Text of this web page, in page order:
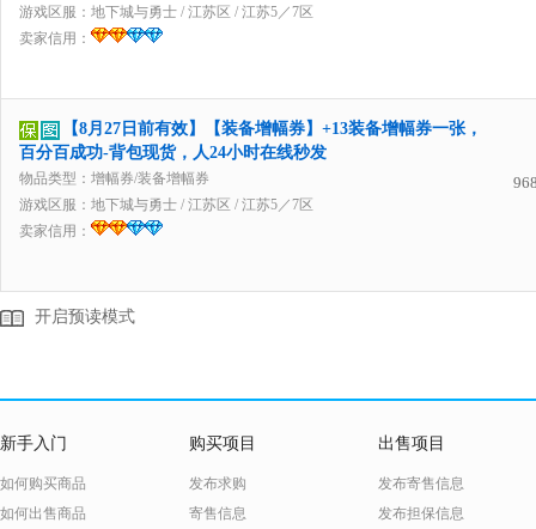
游戏区服： 地下城与勇士 / 江苏区 / 江苏5／7区
卖家信用：
【8月27日前有效】【装备增幅券】+13装备增幅券一张，
百分百成功-背包现货，人24小时在线秒发
物品类型：增幅券/装备增幅券
游戏区服： 地下城与勇士 / 江苏区 / 江苏5／7区
卖家信用：
开启预读模式
新手入门
如何购买商品
如何出售商品
购买项目
发布求购
寄售信息
出售项目
发布寄售信息
发布担保信息